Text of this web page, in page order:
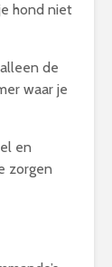
hond niet
de
waar je
en
zorgen